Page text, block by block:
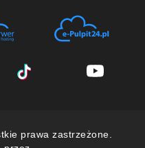
prawa zastrzeżone.